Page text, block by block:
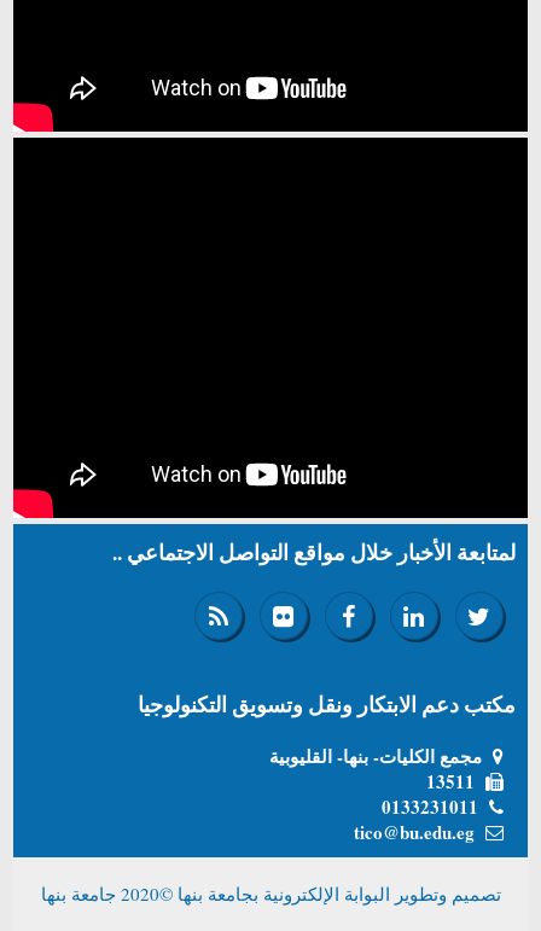
لمتابعة الأخبار خلال مواقع التواصل الاجتماعي ..
مكتب دعم الابتكار ونقل وتسويق التكنولوجيا
مجمع الكليات- بنها- القليوبية
tico@bu.edu.eg
تصميم وتطوير البوابة الإلكترونية بجامعة بنها ©2020 جامعة بنها